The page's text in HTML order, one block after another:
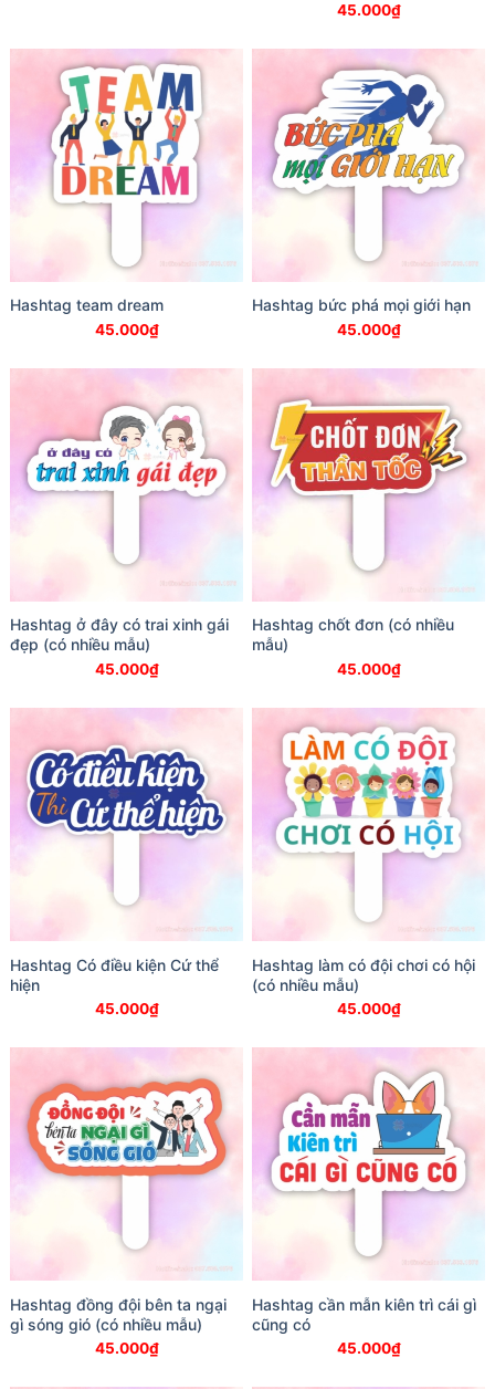
45.000₫
Hashtag team dream
45.000₫
Hashtag bức phá mọi giới hạn
45.000₫
Hashtag ở đây có trai xinh gái
đẹp (có nhiều mẫu)
45.000₫
Hashtag chốt đơn (có nhiều
mẫu)
45.000₫
Hashtag Có điều kiện Cứ thể
hiện
45.000₫
Hashtag làm có đội chơi có hội
(có nhiều mẫu)
45.000₫
Hashtag đồng đội bên ta ngại
gì sóng gió (có nhiều mẫu)
45.000₫
Hashtag cần mẫn kiên trì cái gì
cũng có
45.000₫